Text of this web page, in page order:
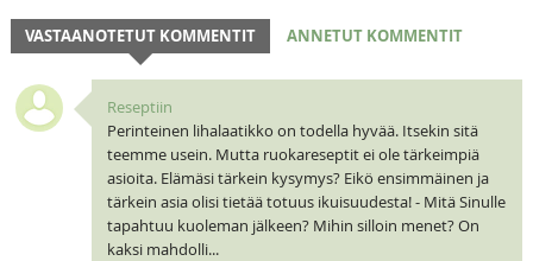
VASTAANOTETUT KOMMENTIT ANNETUT KOMMENTIT
Reseptiin
Perinteinen lihalaatikko on todella hyvää. Itsekin sitä
teemme usein. Mutta ruokareseptit ei ole tärkeimpiä
asioita. Elämäsi tärkein kysymys? Eikö ensimmäinen ja
tärkein asia olisi tietää totuus ikuisuudesta! - Mitä Sinulle
tapahtuu kuoleman jälkeen? Mihin silloin menet? On
kaksi mahdolli...